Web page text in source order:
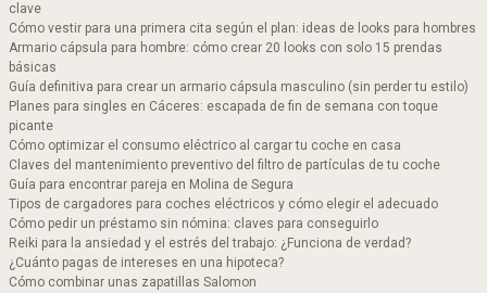
clave
Cómo vestir para una primera cita según el plan: ideas de looks para hombres
Armario cápsula para hombre: cómo crear 20 looks con solo 15 prendas
básicas
Guía definitiva para crear un armario cápsula masculino (sin perder tu estilo)
Planes para singles en Cáceres: escapada de fin de semana con toque
picante
Cómo optimizar el consumo eléctrico al cargar tu coche en casa
Claves del mantenimiento preventivo del filtro de partículas de tu coche
Guía para encontrar pareja en Molina de Segura
Tipos de cargadores para coches eléctricos y cómo elegir el adecuado
Cómo pedir un préstamo sin nómina: claves para conseguirlo
Reiki para la ansiedad y el estrés del trabajo: ¿Funciona de verdad?
¿Cuánto pagas de intereses en una hipoteca?
Cómo combinar unas zapatillas Salomon​